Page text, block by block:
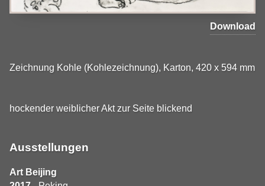
Download
Zeichnung Kohle (Kohlezeichnung), Karton, 420 x 594 mm
hockender weiblicher Akt zur Seite blickend
Ausstellungen
Art Beijing